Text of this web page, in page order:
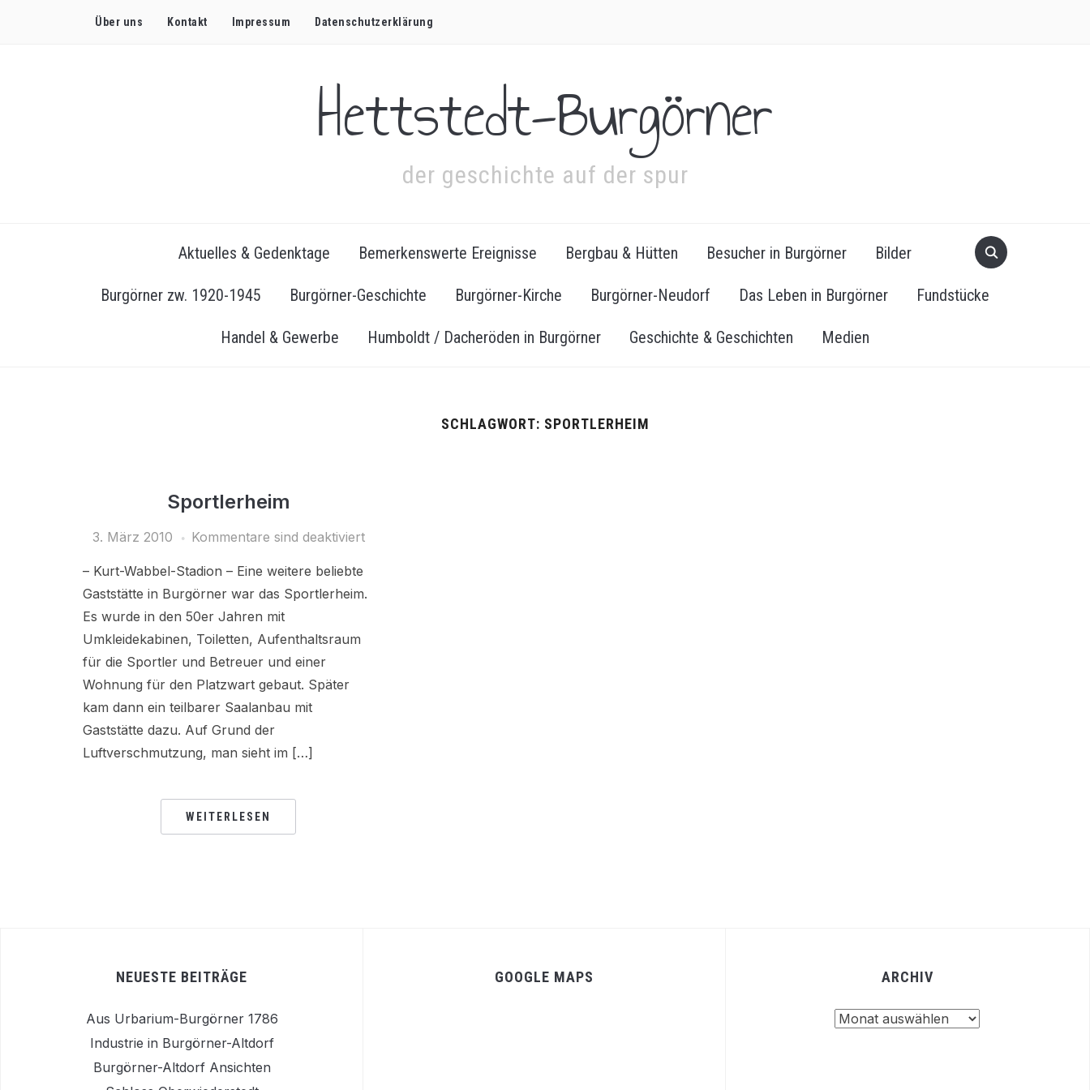
Über uns Kontakt Impressum Datenschutz­erklärung
Hettstedt-Burgörner
der geschichte auf der spur
Aktuelles & Gedenktage Bemerkenswerte Ereignisse Bergbau & Hütten Besucher in Burgörner Bilder
Burgörner zw. 1920-1945 Burgörner-Geschichte Burgörner-Kirche Burgörner-Neudorf Das Leben in Burgörner Fundstücke
Handel & Gewerbe Humboldt / Dacheröden in Burgörner Geschichte & Geschichten Medien
SCHLAGWORT: SPORTLERHEIM
Sportlerheim
3. März 2010 Kommentare sind deaktiviert
– Kurt-Wabbel-Stadion – Eine weitere beliebte
Gaststätte in Burgörner war das Sportlerheim.
Es wurde in den 50er Jahren mit
Umkleidekabinen, Toiletten, Aufenthaltsraum
für die Sportler und Betreuer und einer
Wohnung für den Platzwart gebaut. Später
kam dann ein teilbarer Saalanbau mit
Gaststätte dazu. Auf Grund der
Luftverschmutzung, man sieht im […]
WEITERLESEN
NEUESTE BEITRÄGE
Aus Urbarium-Burgörner 1786
Industrie in Burgörner-Altdorf
Burgörner-Altdorf Ansichten
GOOGLE MAPS ARCHIV